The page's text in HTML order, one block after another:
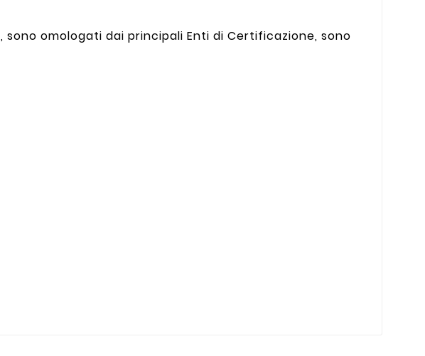
, sono omologati dai principali Enti di Certificazione, sono